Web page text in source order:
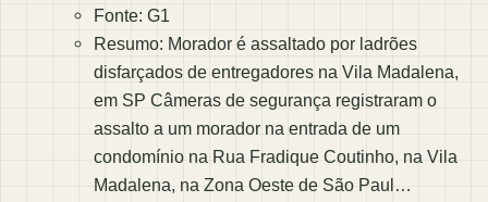
Fonte: G1
Resumo: Morador é assaltado por ladrões
disfarçados de entregadores na Vila Madalena,
em SP Câmeras de segurança registraram o
assalto a um morador na entrada de um
condomínio na Rua Fradique Coutinho, na Vila
Madalena, na Zona Oeste de São Paul…